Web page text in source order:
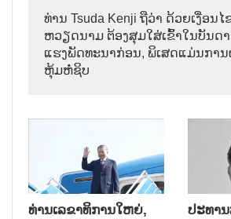
ທ່ານ Tsuda Kenji ຖືວ່າ ດ້ວຍເງື່ອນ
ຫວຽດນາມ ຕ້ອງສຸມໃສ່ເຂົ້າໃນບັນດ
ແຮງພັດທະນາກ່ອນ, ພິເສດແມ່ນກາ
ຫຸ້ມຫໍ່ຊິບ
ທ່ານເລຂາທິການໃຫຍ່,
ປະທາ